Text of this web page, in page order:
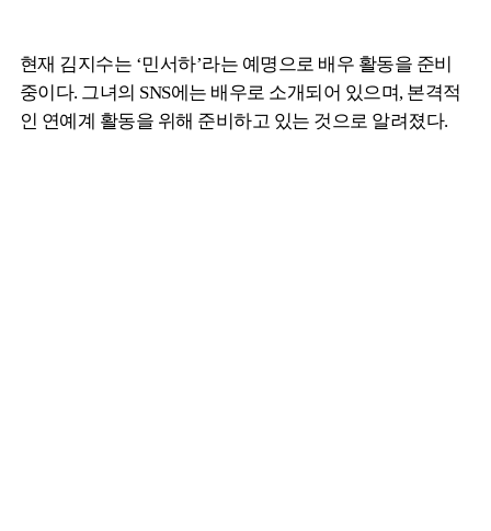
현재 김지수는 ‘민서하’라는 예명으로 배우 활동을 준비
중이다. 그녀의 SNS에는 배우로 소개되어 있으며, 본격적
인 연예계 활동을 위해 준비하고 있는 것으로 알려졌다.